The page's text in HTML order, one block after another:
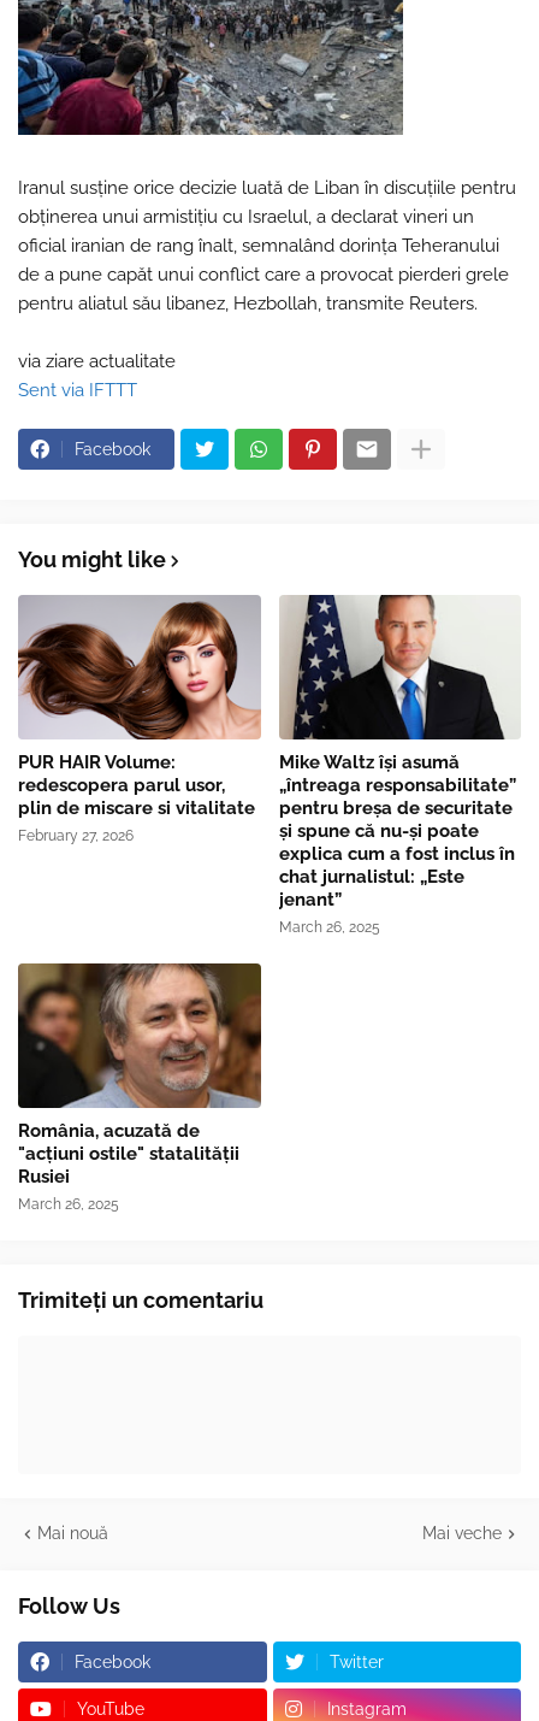
Iranul susţine orice decizie luată de Liban în discuţiile pentru
obţinerea unui armistiţiu cu Israelul, a declarat vineri un
oficial iranian de rang înalt, semnalând dorinţa Teheranului
de a pune capăt unui conflict care a provocat pierderi grele
pentru aliatul său libanez, Hezbollah, transmite Reuters.
via ziare actualitate
Sent via IFTTT
Facebook
You might like
PUR HAIR Volume:
redescopera parul usor,
plin de miscare si vitalitate
February 27, 2026
Mike Waltz îşi asumă
„întreaga responsabilitate”
pentru breşa de securitate
și spune că nu-și poate
explica cum a fost inclus în
chat jurnalistul: „Este
jenant”
March 26, 2025
România, acuzată de
"acțiuni ostile" statalității
Rusiei
March 26, 2025
Trimiteți un comentariu
Mai nouă Mai veche
Follow Us
Facebook Twitter
YouTube Instagram